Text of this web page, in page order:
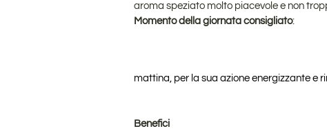
aroma speziato molto piacevole e non
Momento della giornata consigliato:
mattina, per la sua azione energizzante e
Benefici